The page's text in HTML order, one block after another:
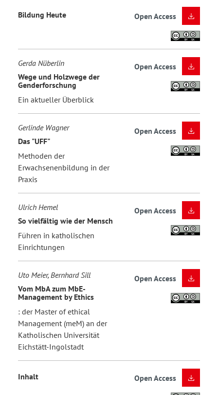
Bildung Heute Open Access
Gerda Nüberlin
Wege und Holzwege der
Genderforschung
Ein aktueller Überblick
Open Access
Gerlinde Wagner
Das "UFF"
Methoden der
Erwachsenenbildung in der
Praxis
Open Access
Ulrich Hemel
So vielfältig wie der Mensch
Führen in katholischen
Einrichtungen
Open Access
Uto Meier, Bernhard Sill
Vom MbA zum MbE-
Management by Ethics
: der Master of ethical
Management (meM) an der
Katholischen Universität
Eichstätt-Ingolstadt
Open Access
Inhalt Open Access